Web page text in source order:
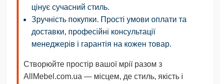
цінує сучасний стиль.
Зручність покупки. Прості умови оплати та
доставки, професійні консультації
менеджерів і гарантія на кожен товар.
Створюйте простір вашої мрії разом з
AllMebel.com.ua — місцем, де стиль, якість і